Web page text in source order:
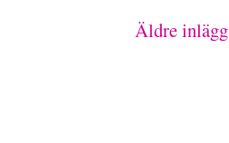
Äldre inlägg